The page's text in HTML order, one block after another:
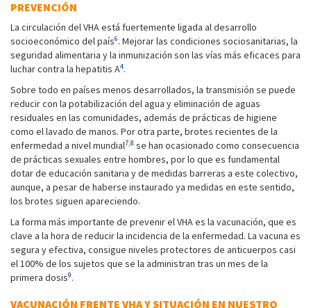
PREVENCIÓN
La circulación del VHA está fuertemente ligada al desarrollo
socioeconómico del país6. Mejorar las condiciones sociosanitarias, la
seguridad alimentaria y la inmunización son las vías más eficaces para
luchar contra la hepatitis A4.
Sobre todo en países menos desarrollados, la transmisión se puede
reducir con la potabilización del agua y eliminación de aguas
residuales en las comunidades, además de prácticas de higiene
como el lavado de manos. Por otra parte, brotes recientes de la
enfermedad a nivel mundial7,8 se han ocasionado como consecuencia
de prácticas sexuales entre hombres, por lo que es fundamental
dotar de educación sanitaria y de medidas barreras a este colectivo,
aunque, a pesar de haberse instaurado ya medidas en este sentido,
los brotes siguen apareciendo.
La forma más importante de prevenir el VHA es la vacunación, que es
clave a la hora de reducir la incidencia de la enfermedad. La vacuna es
segura y efectiva, consigue niveles protectores de anticuerpos casi
el 100% de los sujetos que se la administran tras un mes de la
primera dosis9.
VACUNACIÓN FRENTE VHA Y SITUACIÓN EN NUESTRO